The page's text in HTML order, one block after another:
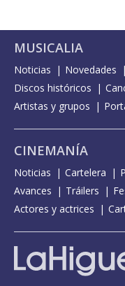
MUSICALIA
Noticias Novedades
Discos históricos
Artistas y grupos
CINEMANÍA
Noticias Cartelera
Avances
Tráilers
Actores y actrices